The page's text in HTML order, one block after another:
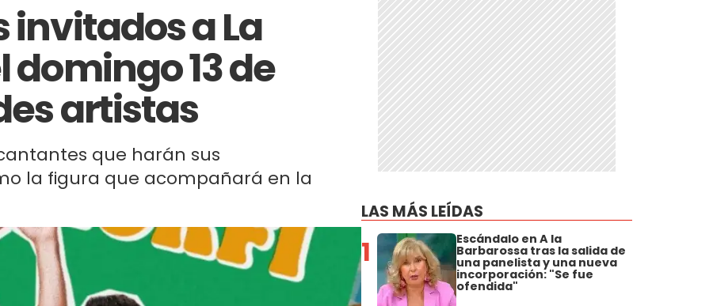
invitados a La
domingo 13 de
artistas
que harán sus
la figura que acompañará en la
LAS MÁS LEÍDAS
1 Escándalo en A la
Barbarossa tras la salida de
una panelista y una nueva
incorporación: "Se fue
ofendida"